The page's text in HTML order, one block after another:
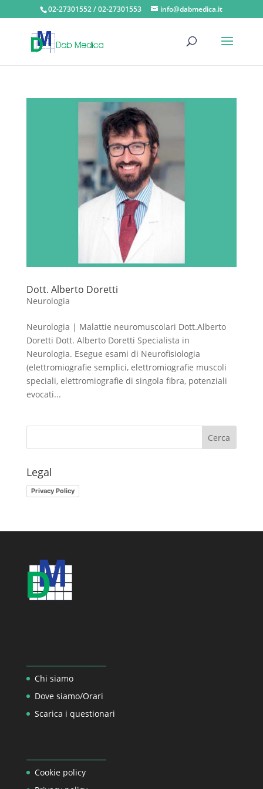
02-27301552 / 02-27301553 info@dabmedica.it
Dott. Alberto Doretti
Neurologia
Neurologia | Malattie neuromuscolari Dott.Alberto
Doretti Dott. Alberto Doretti Specialista in
Neurologia. Esegue esami di Neurofisiologia
(elettromiografie semplici, elettromiografie muscoli
speciali, elettromiografie di singola fibra, potenziali
evocati...
Legal
Privacy Policy
Chi siamo
Dove siamo/Orari
Scarica i questionari
Cookie policy